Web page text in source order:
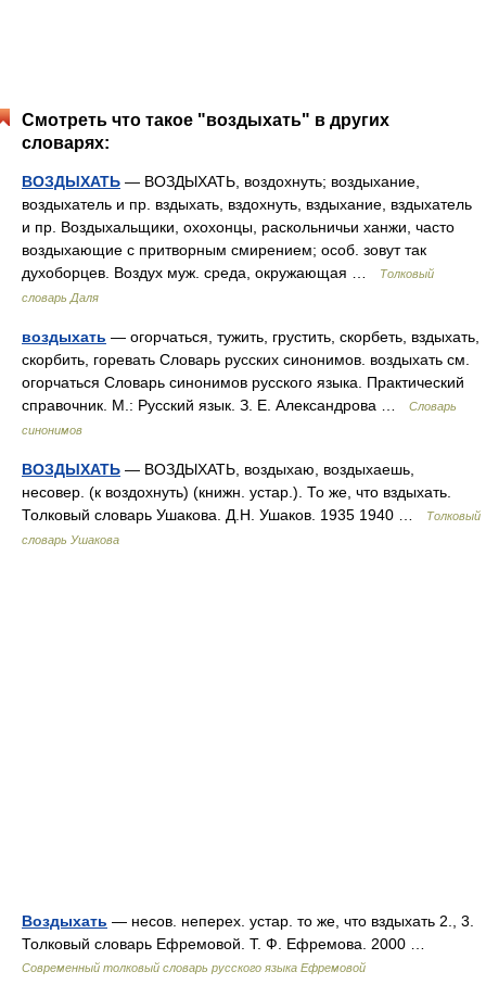
Смотреть что такое "воздыхать" в других
словарях:
ВОЗДЫХАТЬ — ВОЗДЫХАТЬ, воздохнуть; воздыхание,
воздыхатель и пр. вздыхать, вздохнуть, вздыхание, вздыхатель
и пр. Воздыхальщики, охохонцы, раскольничьи ханжи, часто
воздыхающие с притворным смирением; особ. зовут так
духоборцев. Воздух муж. среда, окружающая …
Толковый
словарь Даля
воздыхать — огорчаться, тужить, грустить, скорбеть, вздыхать,
скорбить, горевать Словарь русских синонимов. воздыхать см.
огорчаться Словарь синонимов русского языка. Практический
справочник. М.: Русский язык. З. Е. Александрова …
Словарь
синонимов
ВОЗДЫХАТЬ — ВОЗДЫХАТЬ, воздыхаю, воздыхаешь,
несовер. (к воздохнуть) (книжн. устар.). То же, что вздыхать.
Толковый словарь Ушакова. Д.Н. Ушаков. 1935 1940 …
Толковый
словарь Ушакова
Воздыхать — несов. неперех. устар. то же, что вздыхать 2., 3.
Толковый словарь Ефремовой. Т. Ф. Ефремова. 2000 …
Современный толковый словарь русского языка Ефремовой